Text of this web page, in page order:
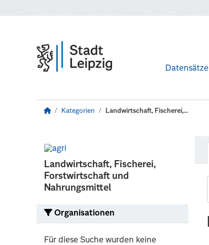
Datensätze
Kategorien Landwirtschaft, Fischerei,...
Landwirtschaft, Fischerei,
Forstwirtschaft und
Nahrungsmittel
Organisationen
Für diese Suche wurden keine